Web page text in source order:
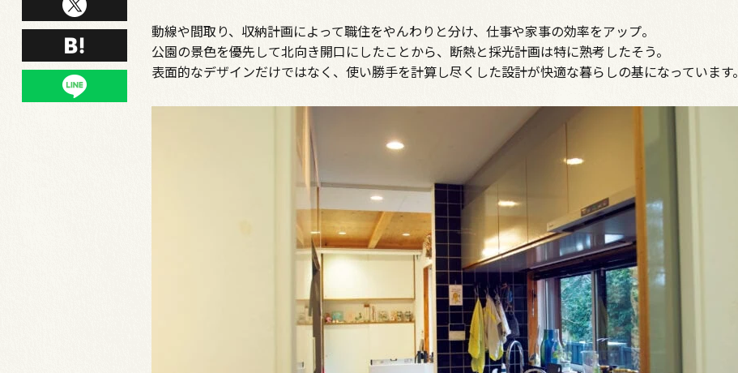
動線や間取り、収納計画によって職住をやんわりと分け、仕事や家事の効率をアップ。
公園の景色を優先して北向き開口にしたことから、断熱と採光計画は特に熟考したそう。
表面的なデザインだけではなく、使い勝手を計算し尽くした設計が快適な暮らしの基になっています。